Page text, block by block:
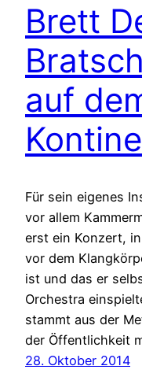
Brett
auf
Für sein eigenes
vor allem
erst ein Konzert,
vor dem
ist und das er
Orchestra
stammt aus der
der Öffentlichkeit
28. Oktober 2014